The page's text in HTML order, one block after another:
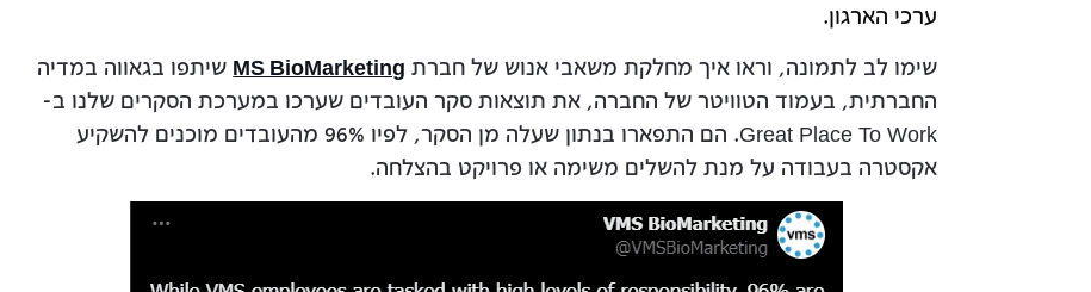
ערכי הארגון.
שימו לב לתמונה, וראו איך מחלקת משאבי אנוש של חברת MS BioMarketing שיתפו בגאווה במדיה
החברתית, בעמוד הטוויטר של החברה, את תוצאות סקר העובדים שערכו במערכת הסקרים שלנו ב-
Great Place To Work. הם התפארו בנתון שעלה מן הסקר, לפיו 96% מהעובדים מוכנים להשקיע
אקסטרה בעבודה על מנת להשלים משימה או פרויקט בהצלחה.